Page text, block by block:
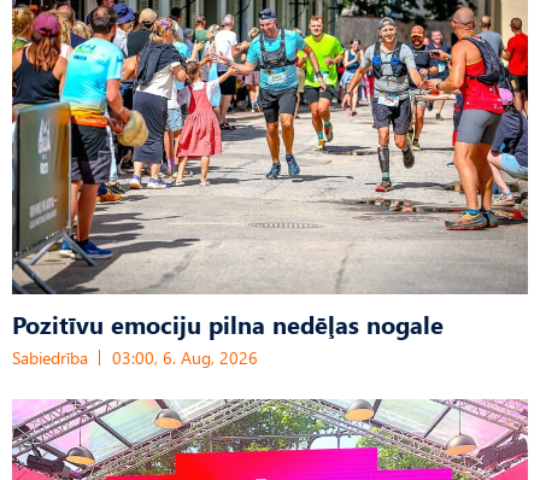
Pozitīvu emociju pilna nedēļas nogale
Sabiedrība 03:00, 6. Aug, 2026